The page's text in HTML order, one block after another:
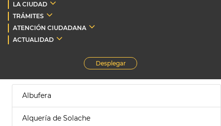
LA CIUDAD
TRÁMITES
ATENCIÓN CIUDADANA
ACTUALIDAD
Desplegar
Albufera
Alquería de Solache